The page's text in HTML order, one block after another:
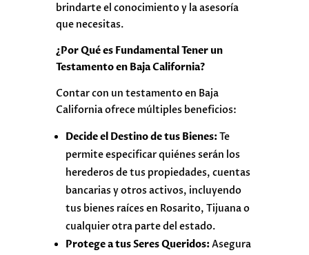
brindarte el conocimiento y la asesoría
que necesitas.
¿Por Qué es Fundamental Tener un
Testamento en Baja California?
Contar con un testamento en Baja
California ofrece múltiples beneficios:
Decide el Destino de tus Bienes: Te
permite especificar quiénes serán los
herederos de tus propiedades, cuentas
bancarias y otros activos, incluyendo
tus bienes raíces en Rosarito, Tijuana o
cualquier otra parte del estado.
Protege a tus Seres Queridos: Asegura